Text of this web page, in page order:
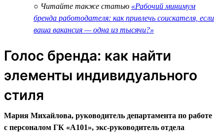
○ Читайте также статью «Рабочий минимум
бренда работодателя: как привлечь соискателя, если
ваша вакансия — одна из тысячи?»
Голос бренда: как найти
элементы индивидуального
стиля
Мария Михайлова, руководитель департамента по работе
с персоналом ГК «А101», экс-руководитель отдела